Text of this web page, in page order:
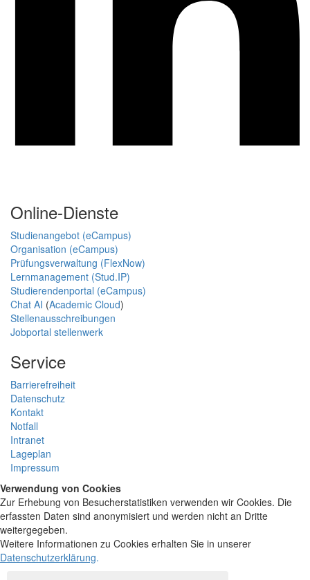
Online-Dienste
Studienangebot (eCampus)
Organisation (eCampus)
Prüfungsverwaltung (FlexNow)
Lernmanagement (Stud.IP)
Studierendenportal (eCampus)
Chat AI (Academic Cloud)
Stellenausschreibungen
Jobportal stellenwerk
Service
Barrierefreiheit
Datenschutz
Kontakt
Notfall
Intranet
Lageplan
Impressum
Verwendung von Cookies
Zur Erhebung von Besucherstatistiken verwenden wir Cookies. Die
erfassten Daten sind anonymisiert und werden nicht an Dritte
weitergegeben.
Weitere Informationen zu Cookies erhalten Sie in unserer
Datenschutzerklärung.